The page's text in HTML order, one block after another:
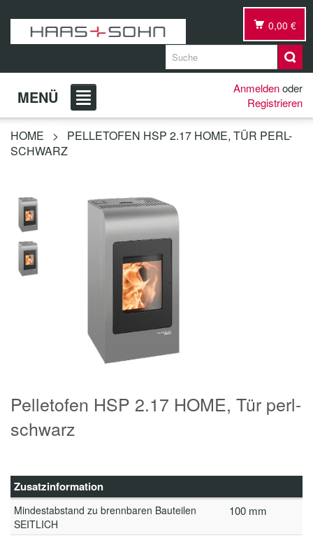
0,00 €
MENÜ Anmeldenoder
Registrieren
HOME >
PELLETOFEN HSP 2.17 HOME, TÜR PERL-
SCHWARZ
Pelletofen HSP 2.17 HOME, Tür perl-
schwarz
Zusatzinformation
Mindestabstand zu brennbaren Bauteilen
SEITLICH
100 mm